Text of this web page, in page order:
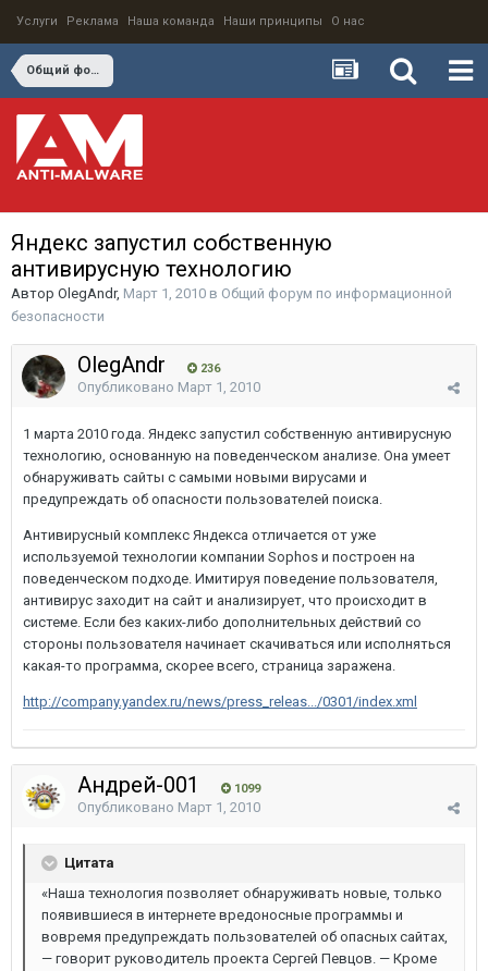
Услуги Реклама Наша команда Наши принципы О нас
Общий форум по информационной безопасности
Яндекс запустил собственную
антивирусную технологию
Автор OlegAndr, Март 1, 2010 в Общий форум по информационной
безопасности
OlegAndr 236
Опубликовано Март 1, 2010
1 марта 2010 года. Яндекс запустил собственную антивирусную
технологию, основанную на поведенческом анализе. Она умеет
обнаруживать сайты с самыми новыми вирусами и
предупреждать об опасности пользователей поиска.
Антивирусный комплекс Яндекса отличается от уже
используемой технологии компании Sophos и построен на
поведенческом подходе. Имитируя поведение пользователя,
антивирус заходит на сайт и анализирует, что происходит в
системе. Если без каких-либо дополнительных действий со
стороны пользователя начинает скачиваться или исполняться
какая-то программа, скорее всего, страница заражена.
http://company.yandex.ru/news/press_releas.../0301/index.xml
Андрей-001 1099
Опубликовано Март 1, 2010
Цитата
«Наша технология позволяет обнаруживать новые, только
появившиеся в интернете вредоносные программы и
вовремя предупреждать пользователей об опасных сайтах,
— говорит руководитель проекта Сергей Певцов. — Кроме